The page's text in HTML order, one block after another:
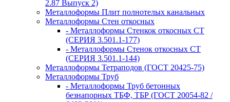
2.87 Выпуск 2)
Металлоформы Плит полнотелых канальных
Металлоформы Стен откосных
- Металлоформы Стенкок откосных СТ
(СЕРИЯ 3.501.1-177)
- Металлоформы Стенок откосных СТ
(СЕРИЯ 3.501.1-144)
Металлоформы Тетраподов (ГОСТ 20425-75)
Металлоформы Труб
- Металлоформы Труб бетонных
безнапорных ТБФ, ТБР (ГОСТ 20054-82 /